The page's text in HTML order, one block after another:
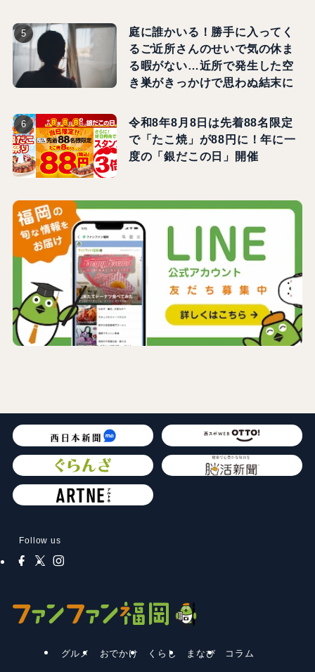
庭に誰かいる！勝手に入ってく
るご近所さんのせいで気の休ま
る暇がない…近所で発生した空
き巣がきっかけで思わぬ結末に
令和8年8月8日は先着88名限定
で「たこ焼」が88円に！年に一
度の「銀だこの日」開催
Follow us
グルメ おでかけ くらし まなび コラム